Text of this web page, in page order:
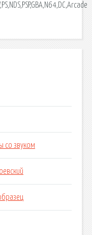
со звуком